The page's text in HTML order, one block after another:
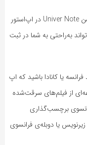
براساس پست یکی از افشاگران در تردز، اپلیکیشن Univer Note در اپ‌استور
به‌راحتی به شما در ثبت
یا کانادا باشید که اپ
از فیلم‌های سرقت‌شده
برچسب‌گذاری
یا دوبله‌ی فرانسوی